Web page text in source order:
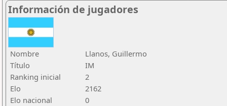
Información de jugadores
Nombre
Llanos, Guillermo
Título
IM
Ranking inicial
2
Elo
2162
Elo nacional
0